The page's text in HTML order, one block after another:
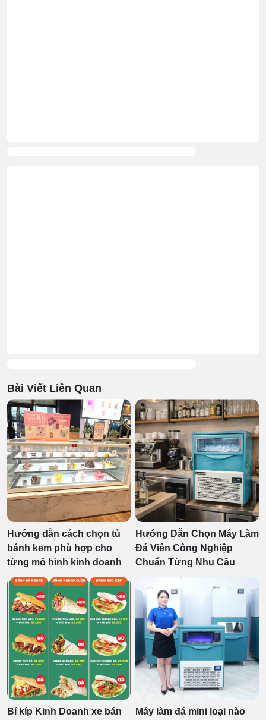
Bài Viết Liên Quan
Hướng dẫn cách chọn tủ
bánh kem phù hợp cho
từng mô hình kinh doanh
Hướng Dẫn Chọn Máy Làm
Đá Viên Công Nghiệp
Chuẩn Từng Nhu Cầu
Bí kíp Kinh Doanh xe bán
Máy làm đá mini loại nào